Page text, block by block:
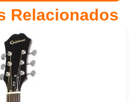
Relacionados